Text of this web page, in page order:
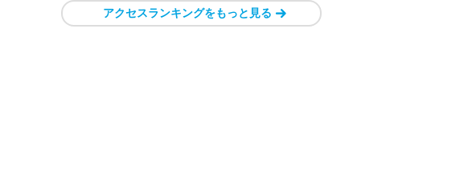
アクセスランキングをもっと見る